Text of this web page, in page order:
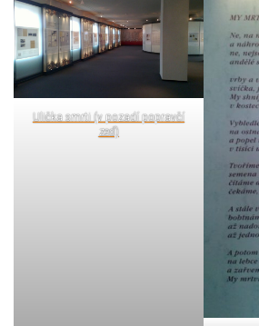
Ulička smrti (v pozadí popravčí
zeď)